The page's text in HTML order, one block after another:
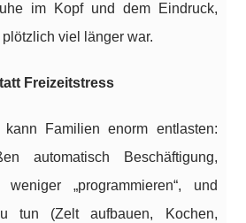
im Kopf und dem Eindruck,
viel länger war.
Freizeitstress
kann Familien enorm entlasten:
automatisch Beschäftigung,
„programmieren“, und
tun (Zelt aufbauen, Kochen,